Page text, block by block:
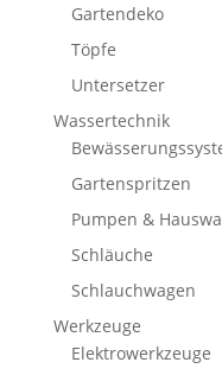
Gartendeko
Töpfe
Untersetzer
Wassertechnik
Gartenspritzen
Pumpen &
Schläuche
Schlauchwagen
Werkzeuge
Elektrowerkzeuge